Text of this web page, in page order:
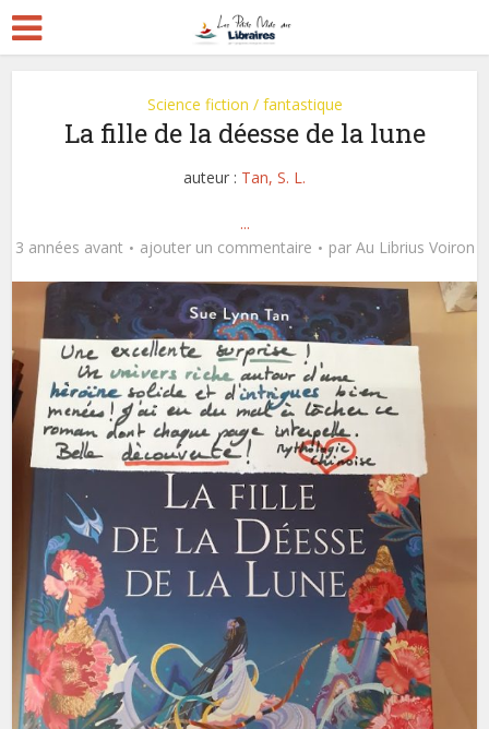
Science fiction / fantastique
La fille de la déesse de la lune
auteur : Tan, S. L.
...
3 années avant
ajouter un commentaire par Au Librius Voiron